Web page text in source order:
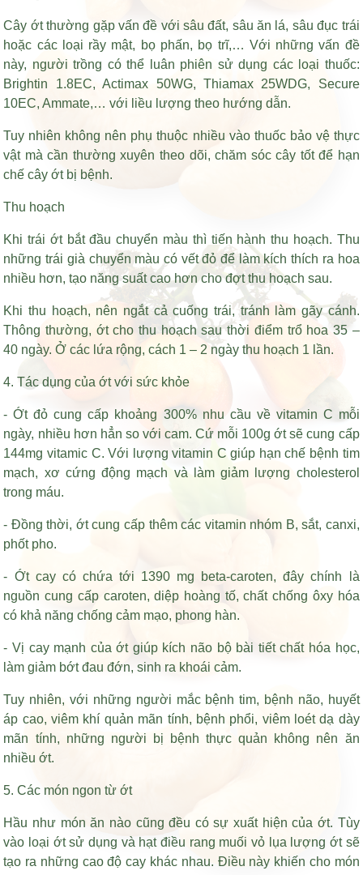
Cây ớt thường gặp vấn đề với sâu đất, sâu ăn lá, sâu đục trái
hoặc các loại rầy mật, bọ phấn, bọ trĩ,… Với những vấn đề
này, người trồng có thể luân phiên sử dụng các loại thuốc:
Brightin 1.8EC, Actimax 50WG, Thiamax 25WDG, Secure
10EC, Ammate,… với liều lượng theo hướng dẫn.
Tuy nhiên không nên phụ thuộc nhiều vào thuốc bảo vệ thực
vật mà cần thường xuyên theo dõi, chăm sóc cây tốt để hạn
chế cây ớt bị bệnh.
Thu hoạch
Khi trái ớt bắt đầu chuyển màu thì tiến hành thu hoạch. Thu
những trái già chuyển màu có vết đỏ để làm kích thích ra hoa
nhiều hơn, tạo năng suất cao hơn cho đợt thu hoạch sau.
Khi thu hoạch, nên ngắt cả cuống trái, tránh làm gãy cánh.
Thông thường, ớt cho thu hoạch sau thời điểm trổ hoa 35 –
40 ngày. Ở các lứa rộng, cách 1 – 2 ngày thu hoạch 1 lần.
4. Tác dụng của ớt với sức khỏe
- Ớt đỏ cung cấp khoảng 300% nhu cầu về vitamin C mỗi
ngày, nhiều hơn hẳn so với cam. Cứ mỗi 100g ớt sẽ cung cấp
144mg vitamic C. Với lượng vitamin C giúp hạn chế bệnh tim
mạch, xơ cứng động mạch và làm giảm lượng cholesterol
trong máu.
- Đồng thời, ớt cung cấp thêm các vitamin nhóm B, sắt, canxi,
phốt pho.
- Ớt cay có chứa tới 1390 mg beta-caroten, đây chính là
nguồn cung cấp caroten, diệp hoàng tố, chất chống ôxy hóa
có khả năng chống cảm mạo, phong hàn.
- Vị cay mạnh của ớt giúp kích não bộ bài tiết chất hóa học,
làm giảm bớt đau đớn, sinh ra khoái cảm.
Tuy nhiên, với những người mắc bệnh tim, bệnh não, huyết
áp cao, viêm khí quản mãn tính, bệnh phổi, viêm loét dạ dày
mãn tính, những người bị bệnh thực quản không nên ăn
nhiều ớt.
5. Các món ngon từ ớt
Hầu như món ăn nào cũng đều có sự xuất hiện của ớt. Tùy
vào loại ớt sử dụng và hạt điều rang muối vỏ lụa lượng ớt sẽ
tạo ra những cao độ cay khác nhau. Điều này khiến cho món